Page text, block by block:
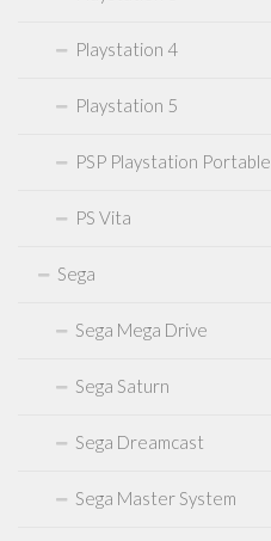
Playstation 4
Playstation 5
PSP Playstation Portable
PS Vita
Sega
Sega Mega Drive
Sega Saturn
Sega Dreamcast
Sega Master System